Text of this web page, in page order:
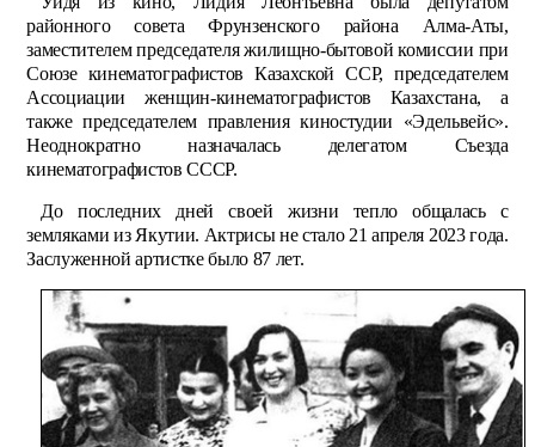
районного совета Фрунзенского района Алма-Аты,
заместителем председателя жилищно-бытовой комиссии при
Союзе кинематографистов Казахской ССР, председателем
Ассоциации женщин-кинематографистов Казахстана, а
также председателем правления киностудии «Эдельвейс».
Неоднократно назначалась делегатом Съезда
кинематографистов СССР.
До последних дней своей жизни тепло общалась с
земляками из Якутии. Актрисы не стало 21 апреля 2023 года.
Заслуженной артистке было 87 лет.